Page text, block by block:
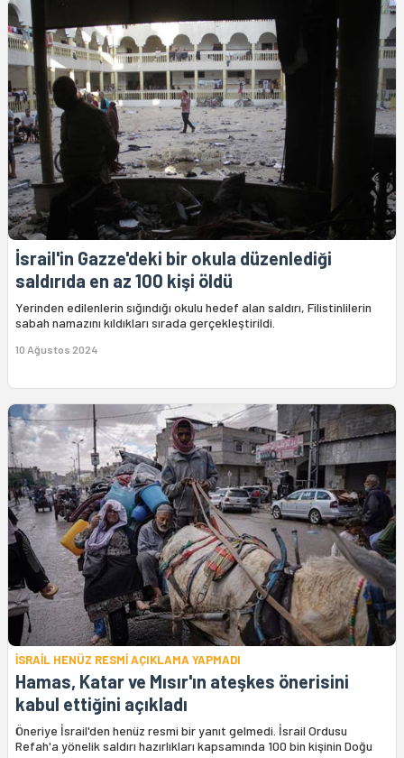
İsrail'in Gazze'deki bir okula düzenlediği
saldırıda en az 100 kişi öldü
Yerinden edilenlerin sığındığı okulu hedef alan saldırı, Filistinlilerin
sabah namazını kıldıkları sırada gerçekleştirildi.
10 Ağustos 2024
İSRAİL HENÜZ RESMİ AÇIKLAMA YAPMADI
Hamas, Katar ve Mısır'ın ateşkes önerisini
kabul ettiğini açıkladı
Öneriye İsrail'den henüz resmi bir yanıt gelmedi. İsrail Ordusu
Refah'a yönelik saldırı hazırlıkları kapsamında 100 bin kişinin Doğu